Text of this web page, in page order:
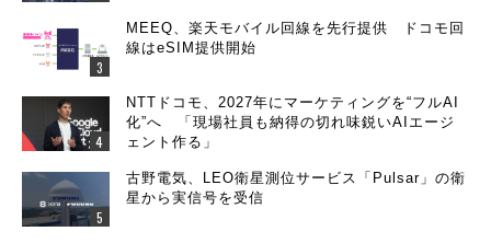
MEEQ、楽天モバイル回線を先行提供 ドコモ回
線はeSIM提供開始
NTTドコモ、2027年にマーケティングを“フルAI
化”へ 「現場社員も納得の切れ味鋭いAIエージ
ェント作る」
古野電気、LEO衛星測位サービス「Pulsar」の衛
星から実信号を受信